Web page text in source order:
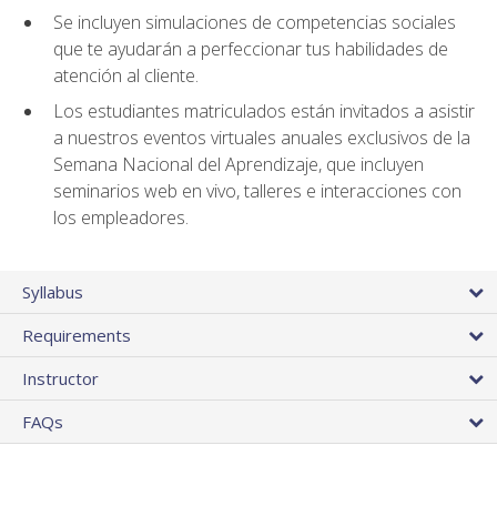
Se incluyen simulaciones de competencias sociales
que te ayudarán a perfeccionar tus habilidades de
atención al cliente.
Los estudiantes matriculados están invitados a asistir
a nuestros eventos virtuales anuales exclusivos de la
Semana Nacional del Aprendizaje, que incluyen
seminarios web en vivo, talleres e interacciones con
los empleadores.
Syllabus
Requirements
Instructor
FAQs